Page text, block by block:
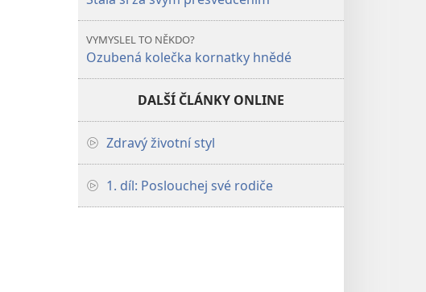
VYMYSLEL TO NĚKDO?
Ozubená kolečka kornatky hnědé
DALŠÍ ČLÁNKY ONLINE
Zdravý životní styl
1. díl: Poslouchej své rodiče